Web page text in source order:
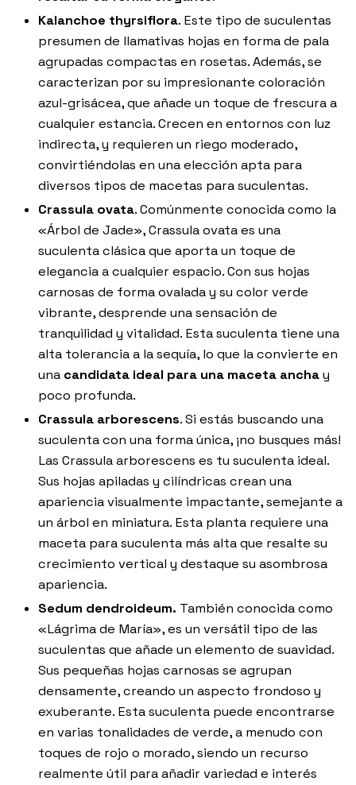
Kalanchoe thyrsiflora. Este tipo de suculentas
presumen de llamativas hojas en forma de pala
agrupadas compactas en rosetas. Además, se
caracterizan por su impresionante coloración
azul-grisácea, que añade un toque de frescura a
cualquier estancia. Crecen en entornos con luz
indirecta, y requieren un riego moderado,
convirtiéndolas en una elección apta para
diversos tipos de macetas para suculentas.
Crassula ovata. Comúnmente conocida como la
«Árbol de Jade», Crassula ovata es una
suculenta clásica que aporta un toque de
elegancia a cualquier espacio. Con sus hojas
carnosas de forma ovalada y su color verde
vibrante, desprende una sensación de
tranquilidad y vitalidad. Esta suculenta tiene una
alta tolerancia a la sequía, lo que la convierte en
una candidata ideal para una maceta anchay
poco profunda.
Crassula arborescens. Si estás buscando una
suculenta con una forma única, ¡no busques más!
Las Crassula arborescens es tu suculenta ideal.
Sus hojas apiladas y cilíndricas crean una
apariencia visualmente impactante, semejante a
un árbol en miniatura. Esta planta requiere una
maceta para suculenta más alta que resalte su
crecimiento vertical y destaque su asombrosa
apariencia.
Sedum dendroideum. También conocida como
«Lágrima de María», es un versátil tipo de las
suculentas que añade un elemento de suavidad.
Sus pequeñas hojas carnosas se agrupan
densamente, creando un aspecto frondoso y
exuberante. Esta suculenta puede encontrarse
en varias tonalidades de verde, a menudo con
toques de rojo o morado, siendo un recurso
realmente útil para añadir variedad e interés